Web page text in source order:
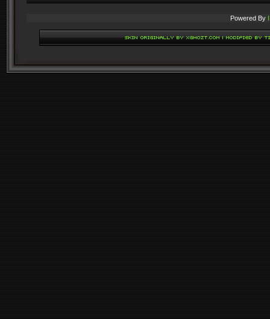
Powered By